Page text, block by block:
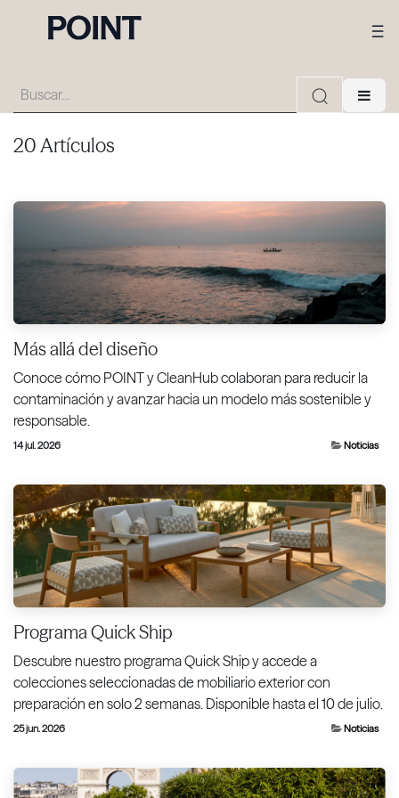
20 Artículos
Más allá del diseño
Conoce cómo POINT y CleanHub colaboran para reducir la
contaminación y avanzar hacia un modelo más sostenible y
responsable.
14 jul. 2026 Noticias
Programa Quick Ship
Descubre nuestro programa Quick Ship y accede a
colecciones seleccionadas de mobiliario exterior con
preparación en solo 2 semanas. Disponible hasta el 10 de julio.
25 jun. 2026 Noticias